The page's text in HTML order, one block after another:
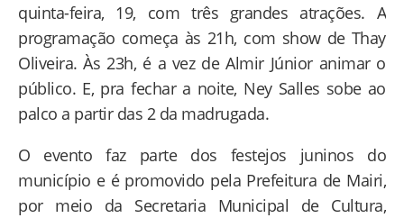
quinta-feira, 19, com três grandes atrações. A
programação começa às 21h, com show de Thay
Oliveira. Às 23h, é a vez de Almir Júnior animar o
público. E, pra fechar a noite, Ney Salles sobe ao
palco a partir das 2 da madrugada.
O evento faz parte dos festejos juninos do
município e é promovido pela Prefeitura de Mairi,
por meio da Secretaria Municipal de Cultura,